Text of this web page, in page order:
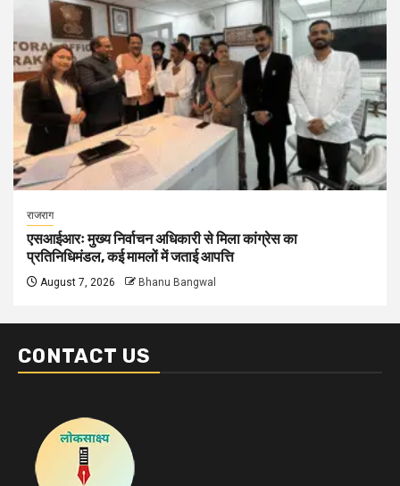
राजराग
एसआईआरः मुख्य निर्वाचन अधिकारी से मिला कांग्रेस का
प्रतिनिधिमंडल, कई मामलों में जताई आपत्ति
August 7, 2026 Bhanu Bangwal
CONTACT US